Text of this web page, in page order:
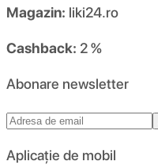
Magazin: liki24.ro
Cashback: 2 %
Abonare newsletter
Aplicație de mobil